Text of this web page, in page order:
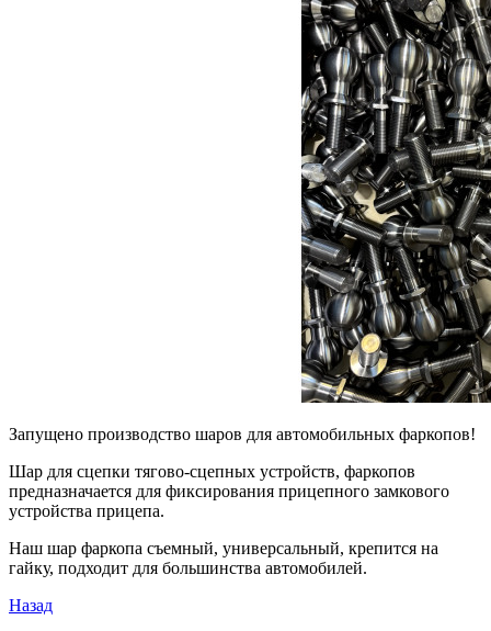
Запущено производство шаров для автомобильных фаркопов!
Шар для сцепки тягово-сцепных устройств, фаркопов
предназначается для фиксирования прицепного замкового
устройства прицепа.
Наш шар фаркопа съемный, универсальный, крепится на
гайку, подходит для большинства автомобилей.
Назад